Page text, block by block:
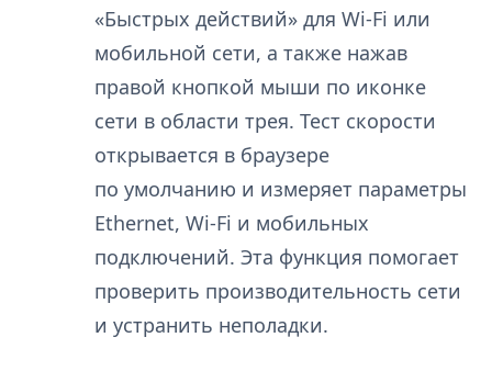
«Быстрых действий» для Wi-Fi или
мобильной сети, а также нажав
правой кнопкой мыши по иконке
сети в области трея. Тест скорости
открывается в браузере
по умолчанию и измеряет параметры
Ethernet, Wi-Fi и мобильных
подключений. Эта функция помогает
проверить производительность сети
и устранить неполадки.